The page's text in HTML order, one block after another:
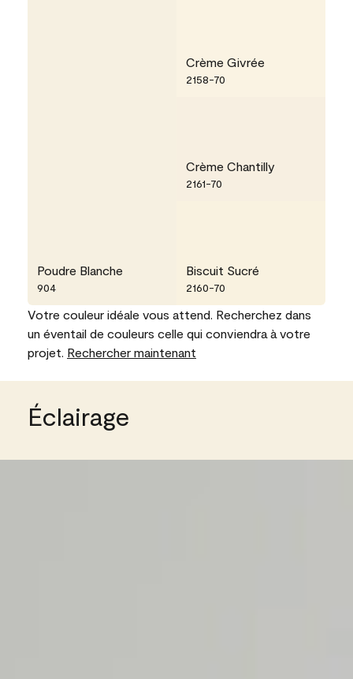
Poudre Blanche
904
Crème Givrée
2158-70
Crème Chantilly
2161-70
Biscuit Sucré
2160-70
Votre couleur idéale vous attend. Recherchez dans
un éventail de couleurs celle qui conviendra à votre
projet. Rechercher maintenant
Éclairage